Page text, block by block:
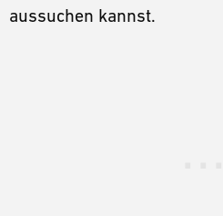
aussuchen kannst.